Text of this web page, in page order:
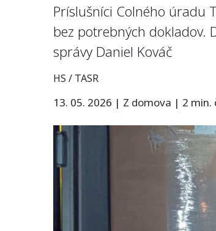
Príslušníci Colného úradu
bez potrebných dokladov.
správy Daniel Kováč
HS / TASR
13. 05. 2026 | Z domova | 2 min.